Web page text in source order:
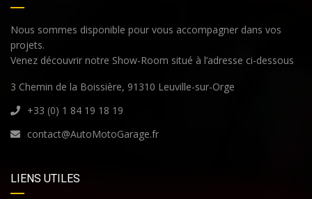
Nous sommes disponible pour vous accompagner dans vos
projets.
Venez découvrir notre Show-Room situé à l’adresse ci-dessous
3 Chemin de la Boissière, 91310 Leuville-sur-Orge
+33 (0) 1 84 19 18 19
contact@AutoMotoGarage.fr
LIENS UTILES